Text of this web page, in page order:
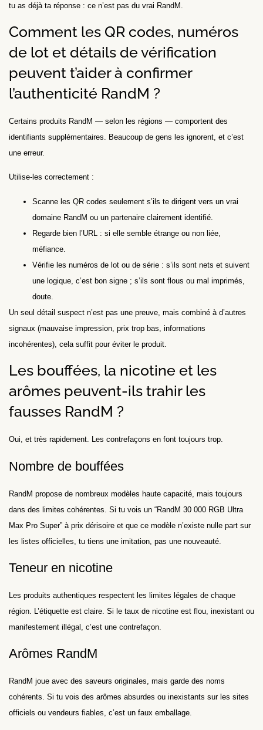
tu as déjà ta réponse : ce n’est pas du vrai RandM.
Comment les QR codes, numéros
de lot et détails de vérification
peuvent t’aider à confirmer
l’authenticité RandM ?
Certains produits RandM — selon les régions — comportent des
identifiants supplémentaires. Beaucoup de gens les ignorent, et c’est
une erreur.
Utilise-les correctement :
Scanne les QR codes seulement s’ils te dirigent vers un vrai
domaine RandM ou un partenaire clairement identifié.
Regarde bien l’URL : si elle semble étrange ou non liée,
méfiance.
Vérifie les numéros de lot ou de série : s’ils sont nets et suivent
une logique, c’est bon signe ; s’ils sont flous ou mal imprimés,
doute.
Un seul détail suspect n’est pas une preuve, mais combiné à d’autres
signaux (mauvaise impression, prix trop bas, informations
incohérentes), cela suffit pour éviter le produit.
Les bouffées, la nicotine et les
arômes peuvent-ils trahir les
fausses RandM ?
Oui, et très rapidement. Les contrefaçons en font toujours trop.
Nombre de bouffées
RandM propose de nombreux modèles haute capacité, mais toujours
dans des limites cohérentes. Si tu vois un “RandM 30 000 RGB Ultra
Max Pro Super” à prix dérisoire et que ce modèle n’existe nulle part sur
les listes officielles, tu tiens une imitation, pas une nouveauté.
Teneur en nicotine
Les produits authentiques respectent les limites légales de chaque
région. L’étiquette est claire. Si le taux de nicotine est flou, inexistant ou
manifestement illégal, c’est une contrefaçon.
Arômes RandM
RandM joue avec des saveurs originales, mais garde des noms
cohérents. Si tu vois des arômes absurdes ou inexistants sur les sites
officiels ou vendeurs fiables, c’est un faux emballage.